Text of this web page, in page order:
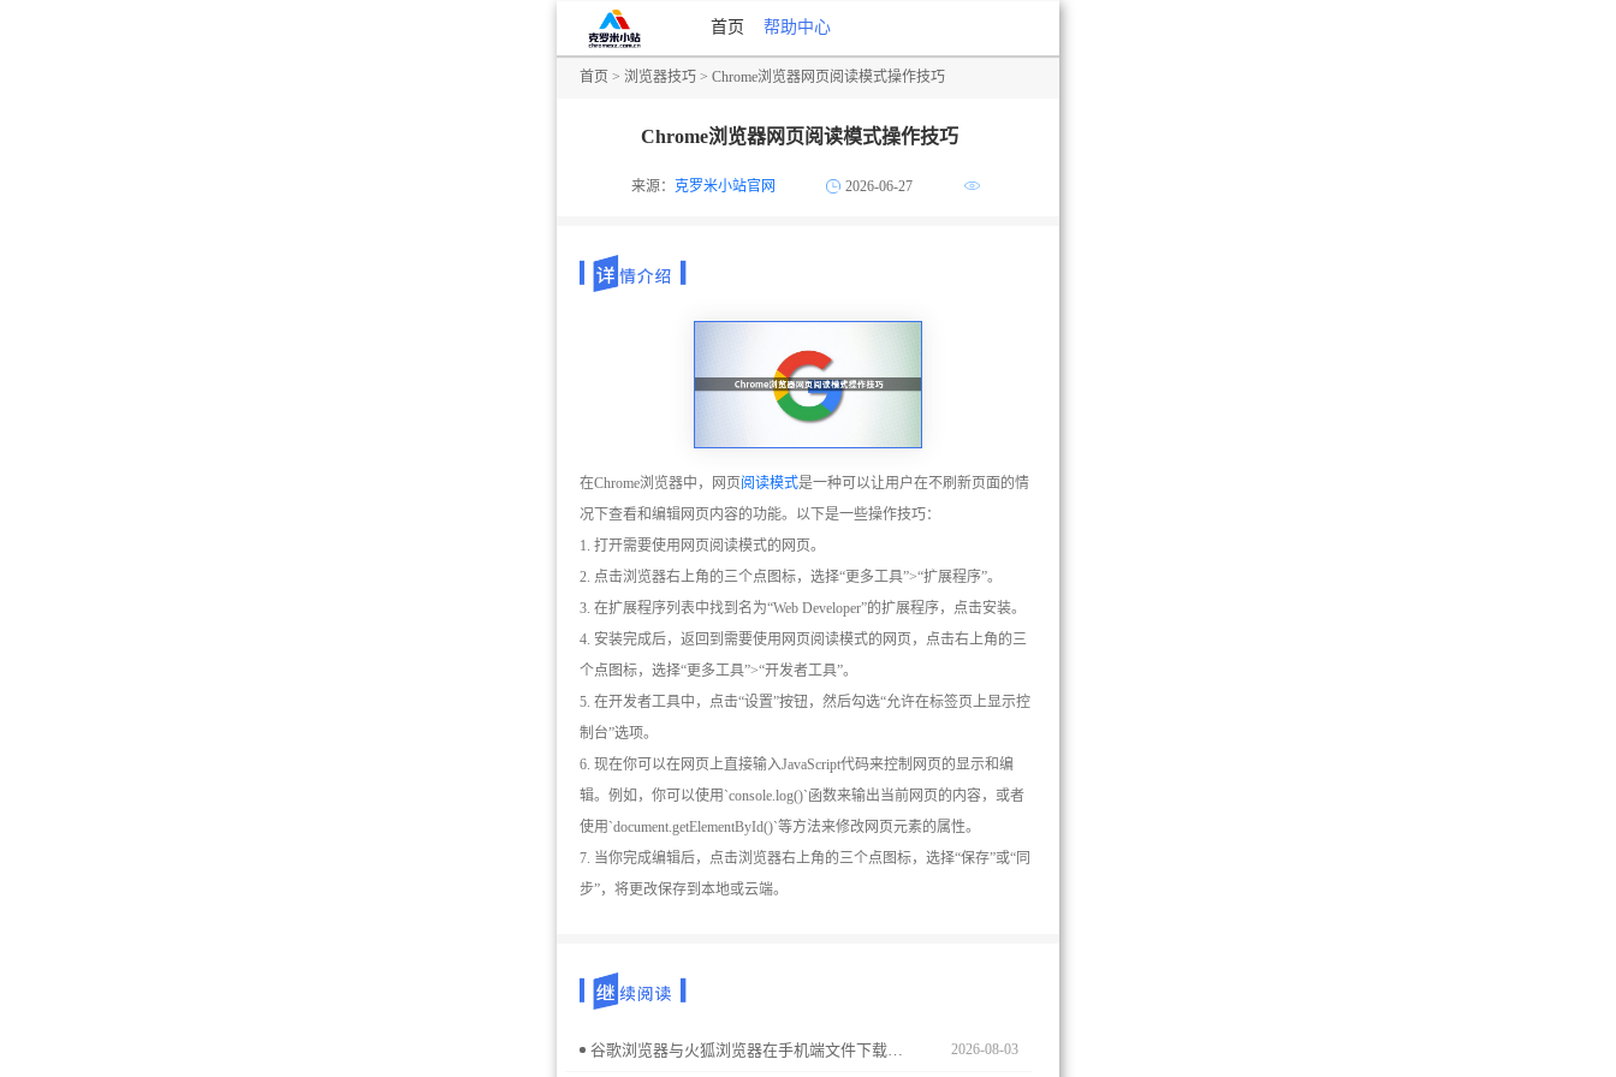
首页 帮助中心
首页 > 浏览器技巧 > Chrome浏览器网页阅读模式操作技巧
Chrome浏览器网页阅读模式操作技巧
来源： 克罗米小站官网 2026-06-27
在Chrome浏览器中，网页阅读模式是一种可以让用户在不刷新页面的情
况下查看和编辑网页内容的功能。以下是一些操作技巧：
1. 打开需要使用网页阅读模式的网页。
2. 点击浏览器右上角的三个点图标，选择“更多工具”>“扩展程序”。
3. 在扩展程序列表中找到名为“Web Developer”的扩展程序，点击安装。
4. 安装完成后，返回到需要使用网页阅读模式的网页，点击右上角的三
个点图标，选择“更多工具”>“开发者工具”。
5. 在开发者工具中，点击“设置”按钮，然后勾选“允许在标签页上显示控
制台”选项。
6. 现在你可以在网页上直接输入JavaScript代码来控制网页的显示和编
辑。例如，你可以使用`console.log()`函数来输出当前网页的内容，或者
使用`document.getElementById()`等方法来修改网页元素的属性。
7. 当你完成编辑后，点击浏览器右上角的三个点图标，选择“保存”或“同
步”，将更改保存到本地或云端。
谷歌浏览器与火狐浏览器在手机端文件下载速度上有何差异？本篇横向测评通过多网络环境实测，客观展示两款浏览器的下载传输效率，为你选购上网工具提供精准参考。 2026-08-03